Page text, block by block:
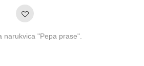
narukvica "Pepa prase".